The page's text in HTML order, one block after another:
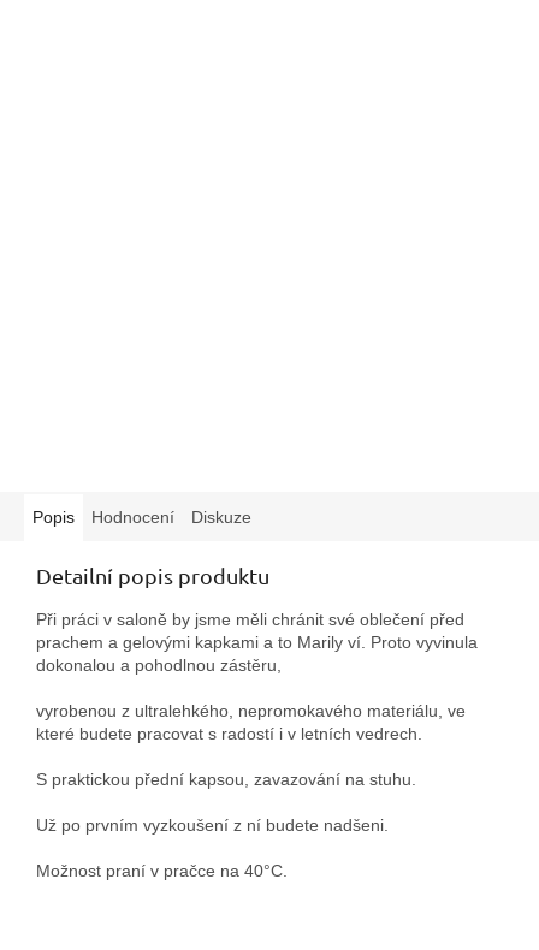
Popis Hodnocení Diskuze
Detailní popis produktu
Při práci v saloně by jsme měli chránit své oblečení před
prachem a gelovými kapkami a to Marily ví. Proto vyvinula
dokonalou a pohodlnou zástěru,
vyrobenou z ultralehkého, nepromokavého materiálu, ve
které budete pracovat s radostí i v letních vedrech.
S praktickou přední kapsou, zavazování na stuhu.
Už po prvním vyzkoušení z ní budete nadšeni.
Možnost praní v pračce na 40°C.